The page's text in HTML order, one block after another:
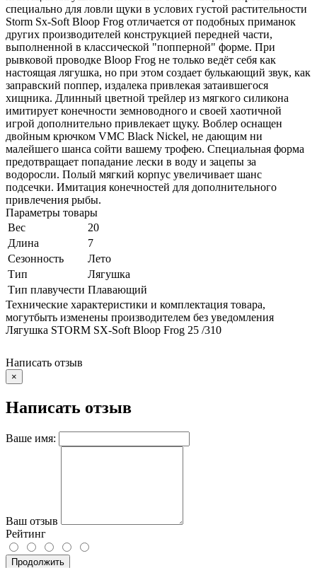
специально для ловли щуки в услових густой растительности
Storm Sx-Soft Bloop Frog отличается от подобных приманок
других производителей конструкцией передней части,
выполненной в классической "попперной" форме. При
рывковой проводке Bloop Frog не только ведёт себя как
настоящая лягушка, но при этом создает булькающий звук, как
заправский поппер, издалека привлекая затаившегося
хищника. Длинный цветной трейлер из мягкого силикона
имитирует конечности земноводного и своей хаотичной
игрой дополнительно привлекает щуку. Воблер оснащен
двойным крючком VMC Black Nickel, не дающим ни
малейшего шанса сойти вашему трофею. Специальная форма
предотвращает попадание лески в воду и зацепы за
водоросли. Полый мягкий корпус увеличивает шанс
подсечки. Имитация конечностей для дополнительного
привлечения рыбы.
Параметры товары
Вес
20
Длина
7
Сезонность
Лето
Тип
Лягушка
Тип плавучести Плавающий
Технические характеристики и комплектация товара,
могутбыть изменены производителем без уведомления
Лягушка STORM SX-Soft Bloop Frog 25 /310
Написать отзыв
×
Написать отзыв
Ваше имя:
Ваш отзыв
Рейтинг
Продолжить